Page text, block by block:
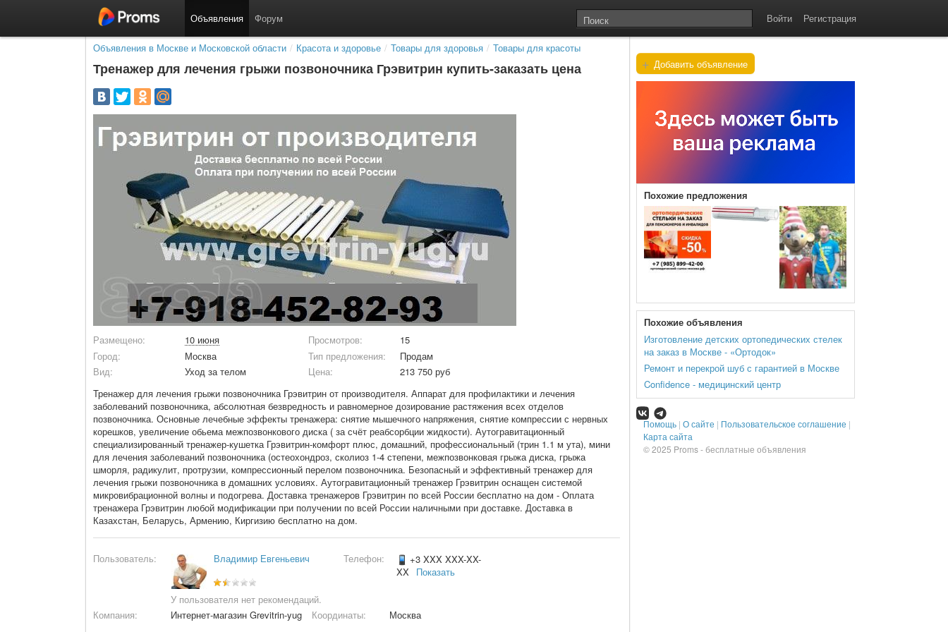
Объявления Форум Войти Регистрация
Объявления в Москве и Московской области / Красота и здоровье / Товары для здоровья / Товары для красоты
Тренажер для лечения грыжи позвоночника Грэвитрин купить-заказать цена
Размещено: 10 июня Просмотров:
15
Город:
Москва Тип предложения:
Продам
Вид:
Уход за телом Цена:
213 750 руб
Тренажер для лечения грыжи позвоночника Грэвитрин от производителя. Аппарат для профилактики и лечения
заболеваний позвоночника, абсолютная безвредность и равномерное дозирование растяжения всех отделов
позвоночника. Основные лечебные эффекты тренажера: снятие мышечного напряжения, снятие компрессии с нервных
корешков, увеличение обьема межпозвонкового диска ( за счёт реабсорбции жидкости). Аутогравитационный
специализированный тренажер-кушетка Грэвитрин-комфорт плюс, домашний, профессиональный (трин 1.1 м ута), мини
для лечения заболеваний позвоночника (остеохондроз, сколиоз 1-4 степени, межпозвонковая грыжа диска, грыжа
шморля, радикулит, протрузии, компрессионный перелом позвоночника. Безопасный и эффективный тренажер для
лечения грыжи позвоночника в домашних условиях. Аутогравитационный тренажер Грэвитрин оснащен системой
микровибрационной волны и подогрева. Доставка тренажеров Грэвитрин по всей России бесплатно на дом - Оплата
тренажера Грэвитрин любой модификации при получении по всей России наличными при доставке. Доставка в
Казахстан, Беларусь, Армению, Киргизию бесплатно на дом.
Пользователь: Владимир Евгеньевич Телефон:
+3 XXX XXX-XX-
XX
Показать
У пользователя нет рекомендаций.
Компания:
Интернет-магазин Grevitrin-yug Координаты: Москва
+ Добавить объявление
Похожие предложения
Похожие объявления
Изготовление детских ортопедических стелек
на заказ в Москве - «Ортодок»
Ремонт и перекрой шуб с гарантией в Москве
Confidence - медицинский центр
Помощь | О сайте | Пользовательское соглашение |
Карта сайта
© 2025 Proms - бесплатные объявления